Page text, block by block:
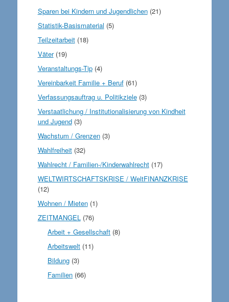
Sparen bei Kindern und Jugendlichen(21)
Statistik-Basismaterial (5)
Teilzeitarbeit(18)
Väter(19)
Veranstaltungs-Tip(4)
Vereinbarkeit Familie + Beruf(61)
Verfassungsauftrag u. Politikziele(3)
Verstaatlichung / Institutionalisierung von Kindheit
und Jugend(3)
Wachstum / Grenzen(3)
Wahlfreiheit(32)
Wahlrecht / Familien-/Kinderwahlrecht(17)
WELTWIRTSCHAFTSKRISE / WeltFINANZKRISE
(12)
Wohnen / Mieten(1)
ZEITMANGEL (76)
Arbeit + Gesellschaft (8)
Arbeitswelt (11)
Bildung (3)
Familien (66)